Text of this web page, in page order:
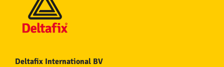
Deltafix International BV